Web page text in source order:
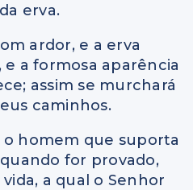
erva.
ardor, e a erva
e a formosa aparência
assim se murchará
caminhos.
o homem que suporta
for provado,
a qual o Senhor